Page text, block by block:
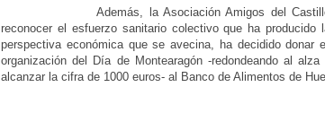
Además, la Asociación Amigos del
reconocer el esfuerzo sanitario colectivo que ha producido
perspectiva económica que se avecina, ha decidido donar
organización del Día de Montearagón -redondeando al
alcanzar la cifra de 1000 euros- al Banco de Alimentos de